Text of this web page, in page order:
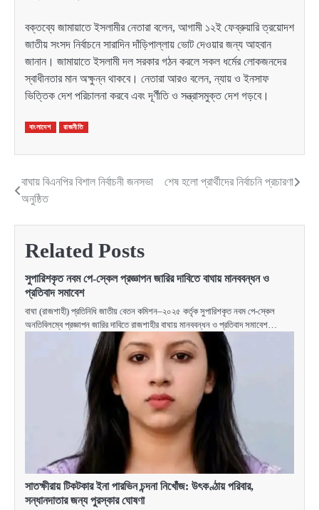
বক্তব্যে জামায়াতে ইসলামীর নেতারা বলেন, আগামী ১২ই ফেব্রুয়ারি ত্রয়োদশ
জাতীয় সংসদ নির্বাচনে সারাদিন দাঁড়িপাল্লায় ভোট দেওয়ার জন্য আহবান
জানান। জামায়াতে ইসলামী দল সরকার গঠন করলে সকল ধর্মের লোকজনদের
স্বাধীনতার মান অক্ষুন্ন থাকবে। নেতারা আরও বলেন, ন্যায় ও ইনসাফ
ভিত্তিক দেশ পরিচালনা করবে এবং দূর্ণীতি ও সন্ত্রাসমুক্ত দেশ গড়বে।
বাংলাদেশ রাজনীতি
Post
navigation
বাঘায় বিএনপির বিশাল নির্বাচনী জনসভা
অনুষ্ঠিত
শেষ হলো প্রার্থীদের নির্বাচনি প্রচারণা
Related Posts
সুপারিশকৃত নবম পে-স্কেল প্রজ্ঞাপন জারির দাবিতে বাঘায় মানববন্ধন ও
প্রতিবাদ সমাবেশ
বাঘা (রাজশাহী) প্রতিনিধি জাতীয় বেতন কমিশন–২০২৫ কর্তৃক সুপারিশকৃত নবম পে-স্কেল
অনতিবিলম্বে প্রজ্ঞাপন জারির দাবিতে রাজশাহীর বাঘায় মানববন্ধন ও প্রতিবাদ সমাবেশ…
সাতক্ষীরায় টিকটকার ইনা পারভিন চন্দনা নিখোঁজ: উৎকণ্ঠায় পরিবার,
সন্ধানদাতার জন্য পুরস্কার ঘোষণা